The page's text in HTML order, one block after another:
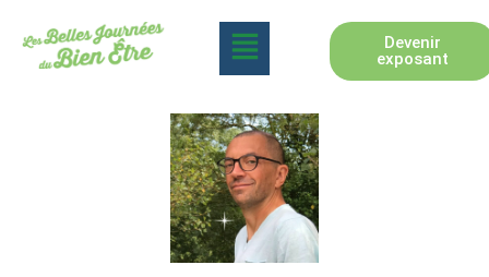
Devenir
exposant